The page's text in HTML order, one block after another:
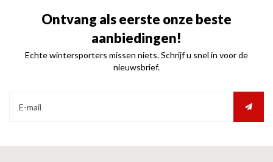
Ontvang als eerste onze beste
aanbiedingen!
Echte wintersporters missen niets. Schrijf u snel in voor de
nieuwsbrief.